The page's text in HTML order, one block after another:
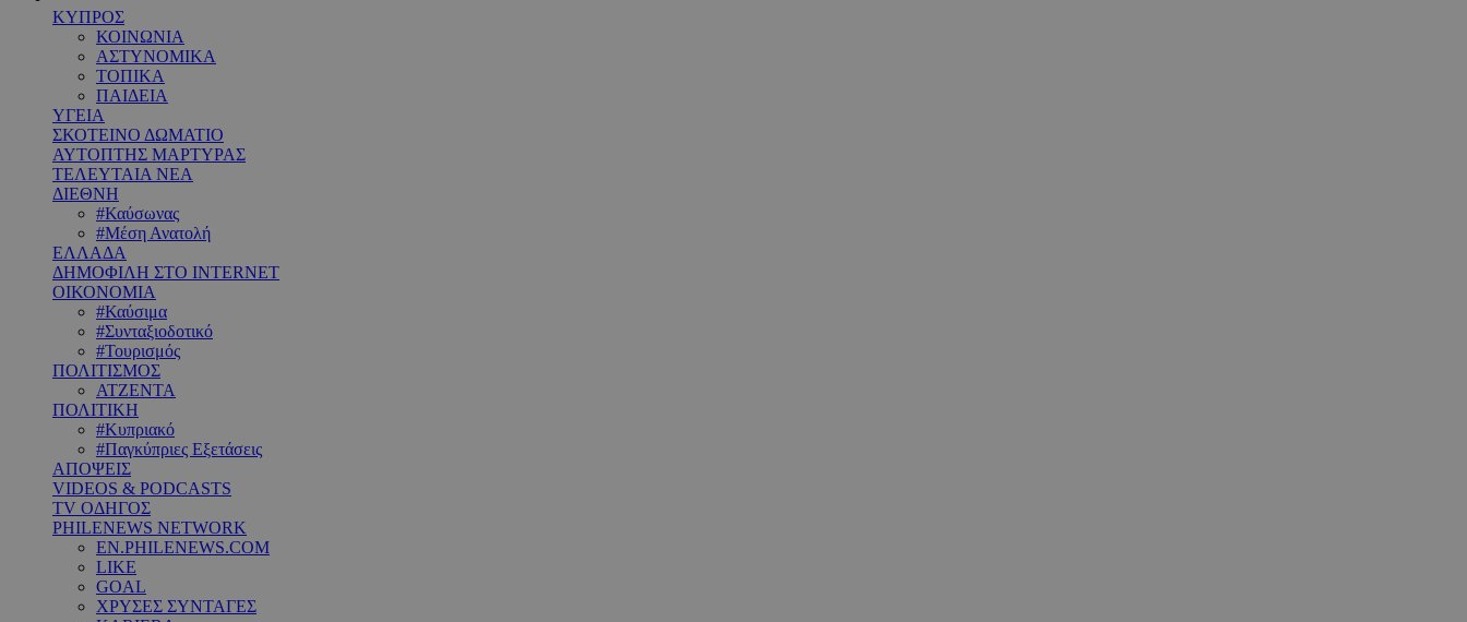
ΚΥΠΡΟΣ
ΚΟΙΝΩΝΙΑ
ΑΣΤΥΝΟΜΙΚΑ
ΤΟΠΙΚΑ
ΠΑΙΔΕΙΑ
ΥΓΕΙΑ
ΣΚΟΤΕΙΝΟ ΔΩΜΑΤΙΟ
ΑΥΤΟΠΤΗΣ ΜΑΡΤΥΡΑΣ
ΤΕΛΕΥΤΑΙΑ ΝΕΑ
ΔΙΕΘΝΗ
#Καύσωνας
#Μέση Ανατολή
ΕΛΛΑΔΑ
ΔΗΜΟΦΙΛΗ ΣΤΟ INTERNET
ΟΙΚΟΝΟΜΙΑ
#Καύσιμα
#Συνταξιοδοτικό
#Τουρισμός
ΠΟΛΙΤΙΣΜΟΣ
ΑΤΖΕΝΤΑ
ΠΟΛΙΤΙΚΗ
#Κυπριακό
#Παγκύπριες Εξετάσεις
ΑΠΟΨΕΙΣ
VIDEOS & PODCASTS
TV ΟΔΗΓΟΣ
PHILENEWS NETWORK
EN.PHILENEWS.COM
LIKE
GOAL
ΧΡΥΣΕΣ ΣΥΝΤΑΓΕΣ